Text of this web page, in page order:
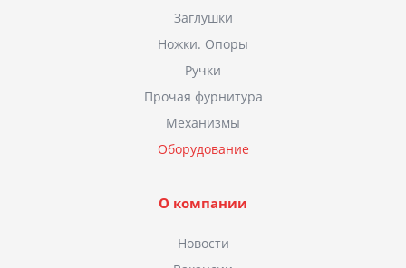
Заглушки
Ножки. Опоры
Ручки
Прочая фурнитура
Механизмы
Оборудование
О компании
Новости